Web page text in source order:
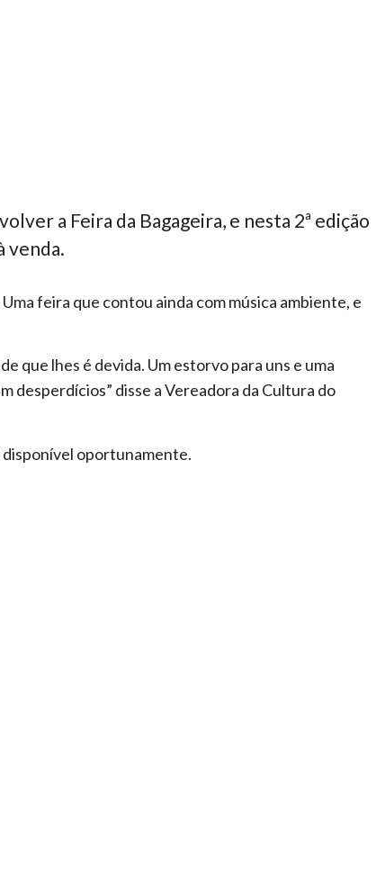
a Feira da Bagageira, e nesta 2ª edição
venda.
feira que contou ainda com música ambiente, e
que lhes é devida. Um estorvo para uns e uma
desperdícios” disse a Vereadora da Cultura do
disponível oportunamente.